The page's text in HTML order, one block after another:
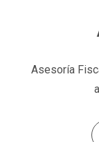
Asesoría